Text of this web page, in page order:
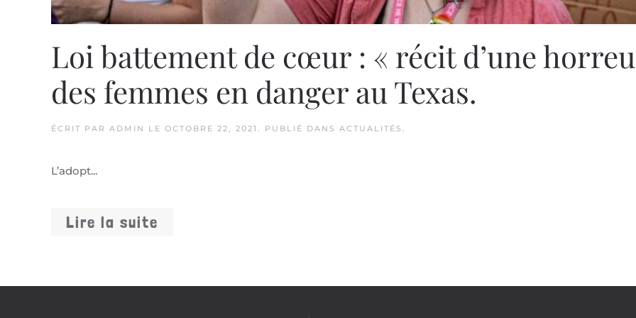
Loi battement de cœur : « récit d’une
des femmes en danger au Texas.
ÉCRIT PAR ADMIN LE OCTOBRE 22, 2021 . PUBLIÉ DANS ACTUALITÉS
L’adopt...
Lire la suite